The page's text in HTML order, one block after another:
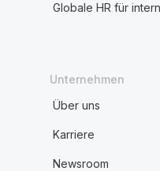
Globale HR für
Unternehmen
Über uns
Karriere
Newsroom